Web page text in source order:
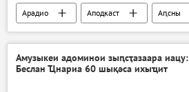
Арадио Аподкаст Аԥсны
Амузыкеи адоминои зыԥсҭазаара иацу:
Беслан Ҵнариа 60 шықәса ихыҵит